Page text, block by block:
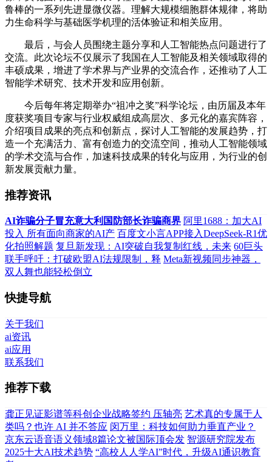
鲁棒的一系列先进显微仪器。理解大规模细胞群体规律，将助
力生命科学与基础医学机理的活体验证和相关应用。
最后，与会人员围绕主题分享和人工智能热点问题进行了
交流。此次论坛不仅展示了我国在人工智能及相关领域取得的
丰硕成果，增进了学术界与产业界的交流合作，还推动了人工
智能学术研究、技术开发和应用创新。
今后每年将定期举办“祖冲之奖”科学论坛，由历届及本年
度获奖项目专家与行业权威组成高层次、多元化的嘉宾阵容，
介绍项目成果的亮点和创新点，探讨人工智能的发展趋势，打
造一个充满活力、富有创造力的交流空间，推动人工智能领域
的学术交流与合作，加速科技成果的转化与应用，为行业的创
新发展贡献力量。
推荐资讯
AI诈骗分子冒充意大利国防部长诈骗商界 阿里1688：加大AI
投入 所有面向商家的AI产 百度文小言APP接入DeepSeek-R1优
化拍照解题 复旦新发现：AI突破自我复制红线，未来 60巨头
联手呼吁：打破欧盟AI法规限制，释 Meta新视频同步神器，
双人舞也能轻松倒立
快捷导航
关于我们
ai资讯
ai应用
联系我们
推荐下载
龚正见证影谱等科创企业战略签约 压轴亮 艺术真的专属于人
类吗？也许 AI 并不答应 闵万里：科技如何助力垂直产业？
京东云语音语义领域8篇论文被国际顶会发 智源研究院发布
2025十大AI技术趋势 “高校人人学AI”时代，升级AI通识教育